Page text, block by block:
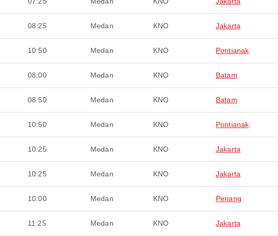
08:25 Medan KNO Jakarta
10:50 Medan KNO Pontianak
08:00 Medan KNO Batam
08:50 Medan KNO Batam
10:50 Medan KNO Pontianak
10:25 Medan KNO Jakarta
10:25 Medan KNO Jakarta
10:00 Medan KNO Penang
11:25 Medan KNO Jakarta